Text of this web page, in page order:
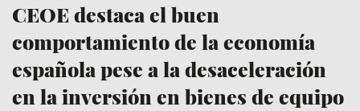
CEOE destaca el buen
comportamiento de la economía
española pese a la desaceleración
en la inversión en bienes de equipo